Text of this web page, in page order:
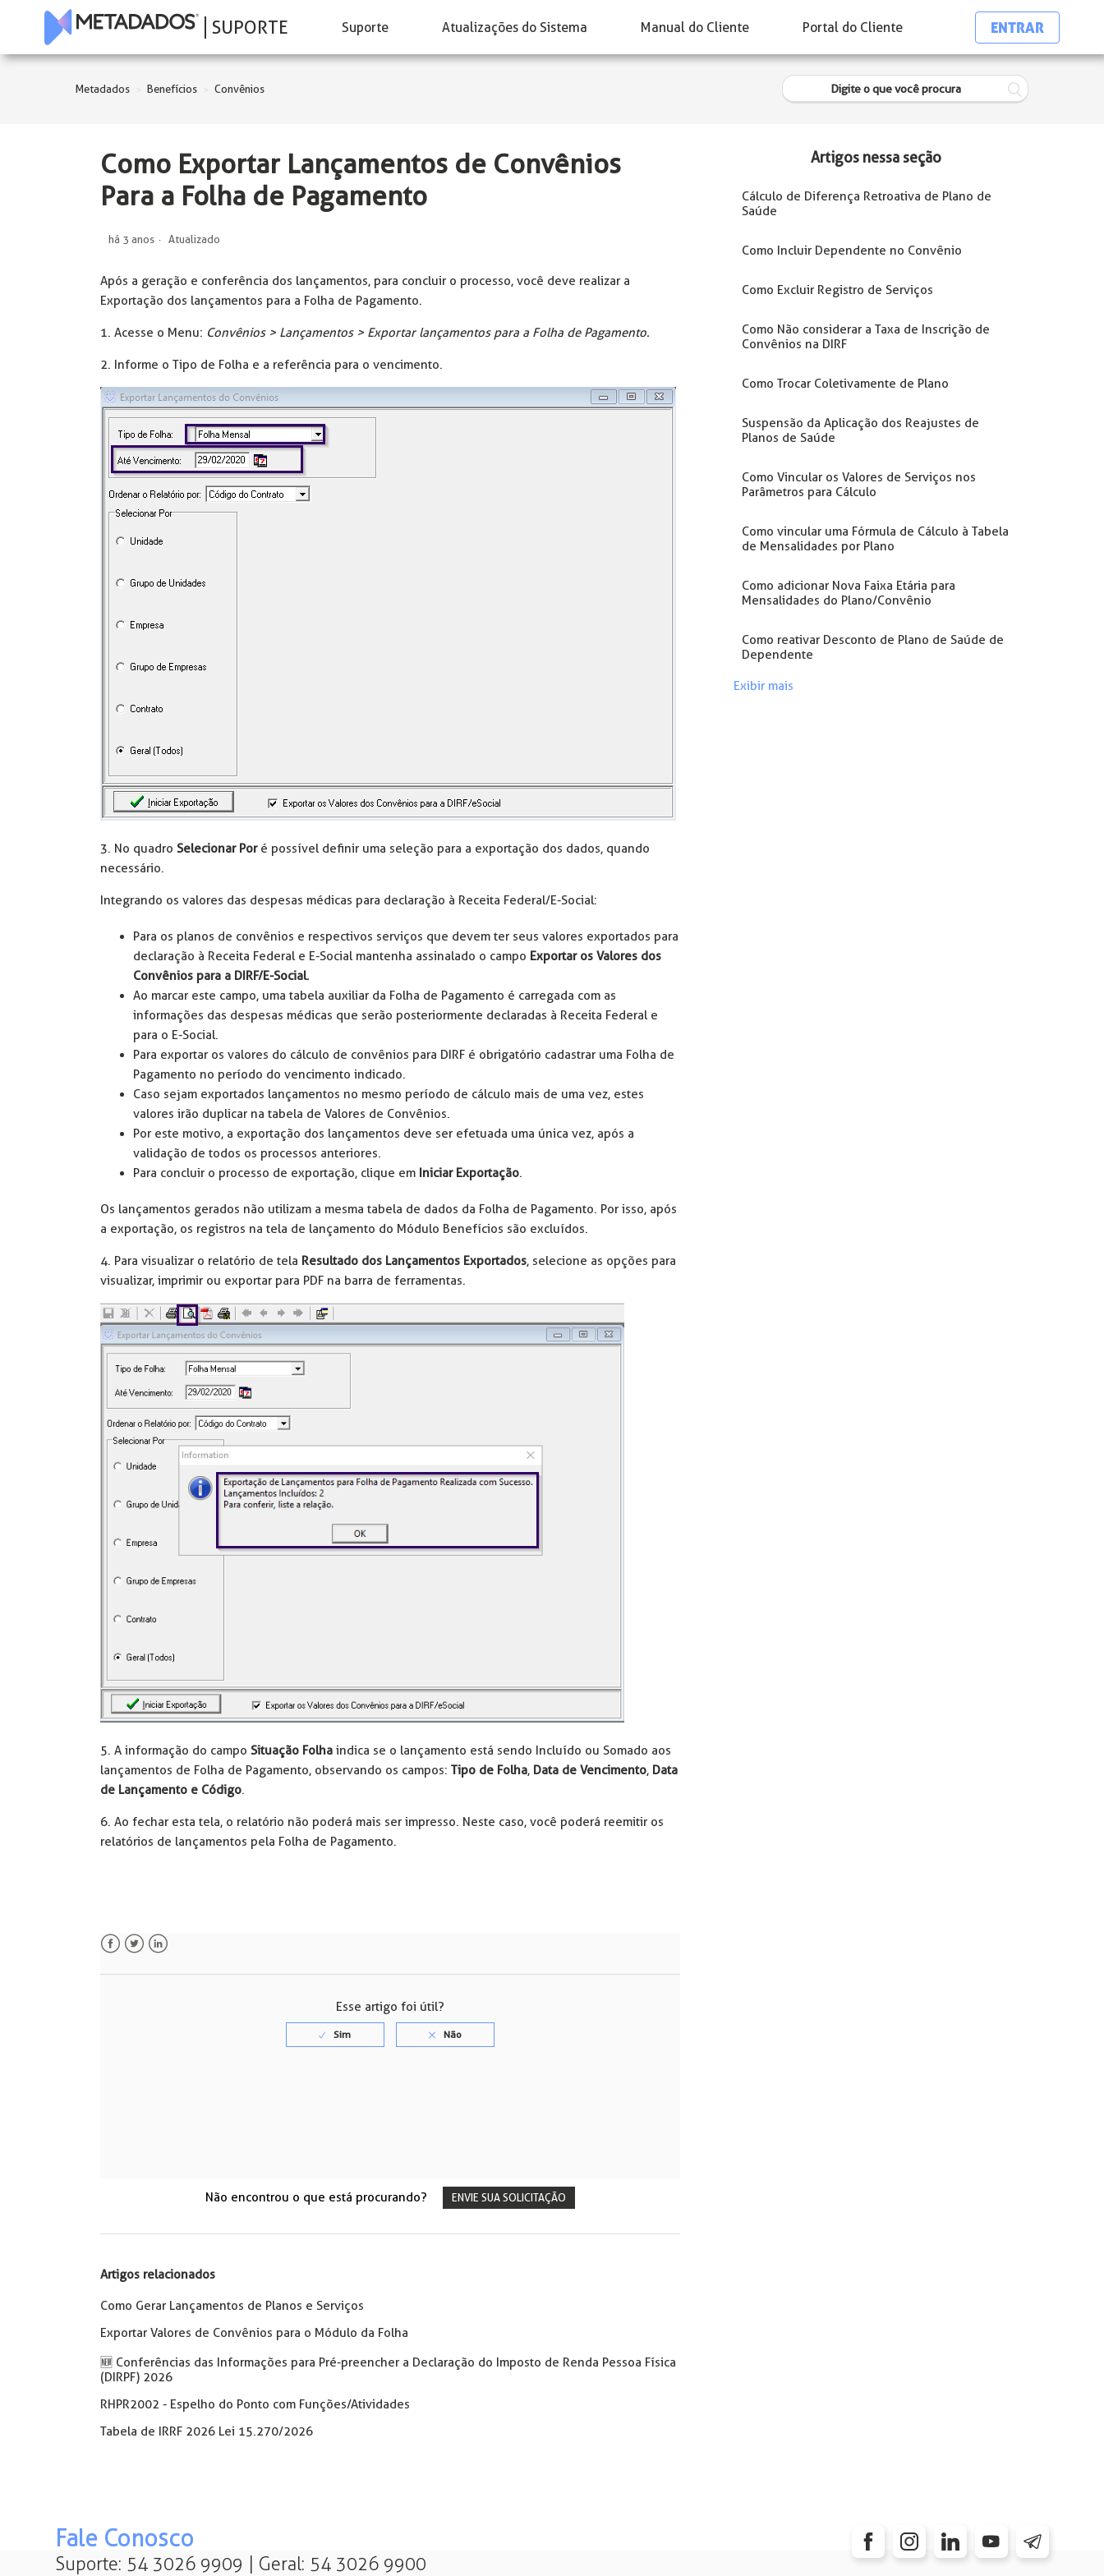
SUPORTE Suporte Atualizações do Sistema Manual do Cliente Portal do Cliente ENTRAR
Metadados Benefícios Convênios
Como Exportar Lançamentos de Convênios
Para a Folha de Pagamento
há 3 anos Atualizado
Após a geração e conferência dos lançamentos, para concluir o processo, você deve realizar a
Exportação dos lançamentos para a Folha de Pagamento.
1. Acesse o Menu: Convênios > Lançamentos > Exportar lançamentos para a Folha de Pagamento.
2. Informe o Tipo de Folha e a referência para o vencimento.
3. No quadro Selecionar Poré possível definir uma seleção para a exportação dos dados, quando
necessário.
Integrando os valores das despesas médicas para declaração à Receita Federal/E-Social:
Para os planos de convênios e respectivos serviços que devem ter seus valores exportados para
declaração à Receita Federal e E-Social mantenha assinalado o campo Exportar os Valores dos
Convênios para a DIRF/E-Social.
Ao marcar este campo, uma tabela auxiliar da Folha de Pagamento é carregada com as
informações das despesas médicas que serão posteriormente declaradas à Receita Federal e
para o E-Social.
Para exportar os valores do cálculo de convênios para DIRF é obrigatório cadastrar uma Folha de
Pagamento no período do vencimento indicado.
Caso sejam exportados lançamentos no mesmo período de cálculo mais de uma vez, estes
valores irão duplicar na tabela de Valores de Convênios.
Por este motivo, a exportação dos lançamentos deve ser efetuada uma única vez, após a
validação de todos os processos anteriores.
Para concluir o processo de exportação, clique em Iniciar Exportação.
Os lançamentos gerados não utilizam a mesma tabela de dados da Folha de Pagamento. Por isso, após
a exportação, os registros na tela de lançamento do Módulo Benefícios são excluídos.
4. Para visualizar o relatório de tela Resultado dos Lançamentos Exportados, selecione as opções para
visualizar, imprimir ou exportar para PDF na barra de ferramentas.
5. A informação do campo Situação Folha indica se o lançamento está sendo Incluído ou Somado aos
lançamentos de Folha de Pagamento, observando os campos: Tipo de Folha, Data de Vencimento, Data
de Lançamento e Código.
6. Ao fechar esta tela, o relatório não poderá mais ser impresso. Neste caso, você poderá reemitir os
relatórios de lançamentos pela Folha de Pagamento.
Esse artigo foi útil?
Não encontrou o que está procurando? ENVIE SUA SOLICITAÇÃO
Artigos relacionados
Como Gerar Lançamentos de Planos e Serviços
Exportar Valores de Convênios para o Módulo da Folha
🆕 Conferências das Informações para Pré-preencher a Declaração do Imposto de Renda Pessoa Física
(DIRPF) 2026
RHPR2002 - Espelho do Ponto com Funções/Atividades
Tabela de IRRF 2026 Lei 15.270/2026
Artigos nessa seção
Cálculo de Diferença Retroativa de Plano de
Saúde
Como Incluir Dependente no Convênio
Como Excluir Registro de Serviços
Como Não considerar a Taxa de Inscrição de
Convênios na DIRF
Como Trocar Coletivamente de Plano
Suspensão da Aplicação dos Reajustes de
Planos de Saúde
Como Vincular os Valores de Serviços nos
Parâmetros para Cálculo
Como vincular uma Fórmula de Cálculo à Tabela
de Mensalidades por Plano
Como adicionar Nova Faixa Etária para
Mensalidades do Plano/Convênio
Como reativar Desconto de Plano de Saúde de
Dependente
Exibir mais
Fale Conosco
Suporte: 54 3026 9909 | Geral: 54 3026 9900